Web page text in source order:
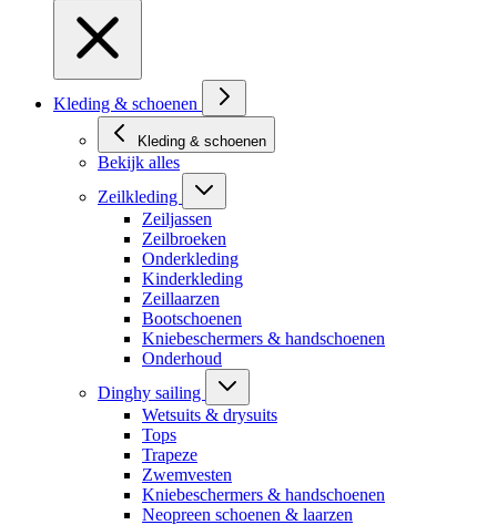
Kleding & schoenen
Kleding & schoenen
Bekijk alles
Zeilkleding
Zeiljassen
Zeilbroeken
Onderkleding
Kinderkleding
Zeillaarzen
Bootschoenen
Kniebeschermers & handschoenen
Onderhoud
Dinghy sailing
Wetsuits & drysuits
Tops
Trapeze
Zwemvesten
Kniebeschermers & handschoenen
Neopreen schoenen & laarzen